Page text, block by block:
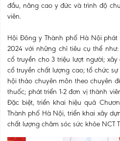
đầu, nâng cao y đức và trình độ
viên.
Hội Đông y Thành phố Hà Nội
2024 với những chỉ tiêu cụ thể
cổ truyền cho 3 triệu lượt người;
cổ truyền chất lượng cao; tổ chức
hội thảo chuyên môn theo chuyên
thuốc; phát triển 1-2 đơn vị thành
Đặc biệt, triển khai hiệu quả
Thành phố Hà Nội, triển khai xây
chất lượng chăm sóc sức khỏe NCT